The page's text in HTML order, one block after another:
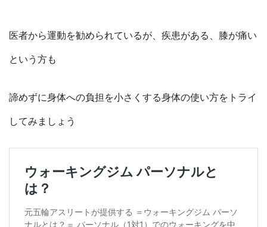
医者から運動を勧められているが、疾患がある、膝が痛い
という方も
諦めずに身体への負担を小さくする身体の使い方をトライ
してみましょう